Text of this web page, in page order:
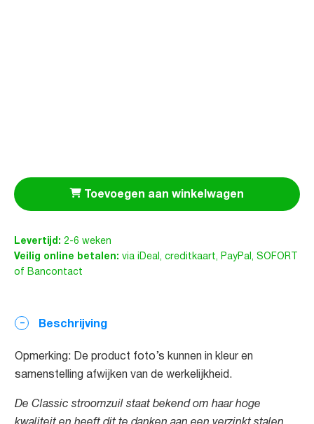
Beschrijving
Opmerking: De product foto’s kunnen in kleur en
samenstelling afwijken van de werkelijkheid.
De Classic stroomzuil staat bekend om haar hoge
Toevoegen aan winkelwagen
Levertijd: 2-6 weken
Veilig online betalen: via iDeal, creditkaart, PayPal, SOFORT
of Bancontact